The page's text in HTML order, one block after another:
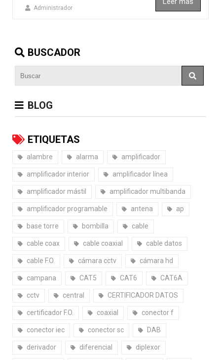
Administrador
BUSCADOR
BLOG
ETIQUETAS
alambre alarma amplificador
amplificador interior amplificador línea
amplificador mástil amplificador multibanda
amplificador programable antena ap
base torre bombilla cable
cable coax cable coaxial cable datos
cable F.O. cámara cctv cámara hd
campana CAT5 CAT6 CAT6A
cctv central CERTIFICADOR DATOS
certificador F.O. coaxial conector f
conector iec conector sc DAB
derivador diferencial diplexor